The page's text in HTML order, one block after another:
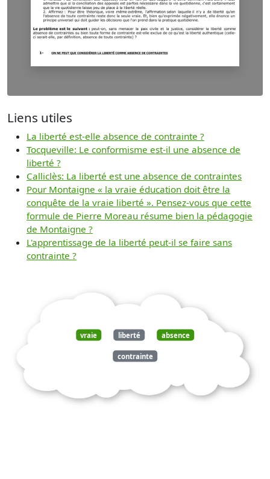
Liens utiles
La liberté est-elle absence de contrainte ?
Tocqueville: Le conformisme est-il une absence de
liberté ?
Calliclès: La liberté est une absence de contraintes
Pour Montaigne « la vraie éducation doit être la
conquête de la vraie liberté ». Pensez-vous que cette
formule de Pierre Moreau résume bien la pédagogie
de Montaigne ?
L'apprentissage de la liberté peut-il se faire sans
contrainte ?
vraie liberté absence
contrainte